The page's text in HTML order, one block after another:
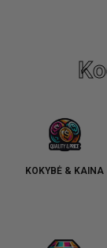
KOKYBĖ & KAINA